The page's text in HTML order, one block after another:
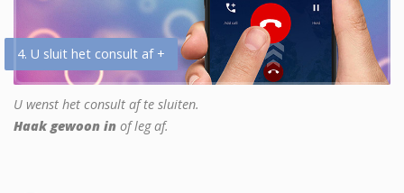
4. U sluit het consult af +
U wenst het consult af te sluiten.
Haak gewoon in of leg af.